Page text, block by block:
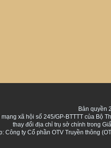
Bản quyền
xã hội số 245/GP-BTTTT của Bộ
thay đổi địa chỉ trụ sở chính trong
Công ty Cổ phần OTV Truyền thông